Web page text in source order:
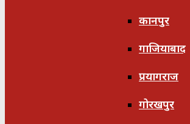
कानपुर
गाजियाबाद
प्रयागराज
गोरखपुर